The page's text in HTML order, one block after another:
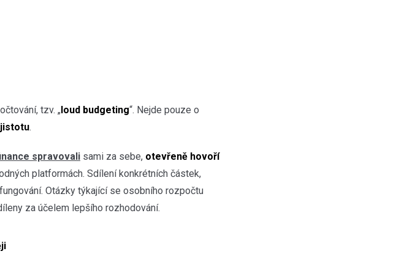
tzv. „loud budgeting“. Nejde pouze o
.
spravovali sami za sebe, otevřeně hovoří
platformách. Sdílení konkrétních částek,
Otázky týkající se osobního rozpočtu
za účelem lepšího rozhodování.